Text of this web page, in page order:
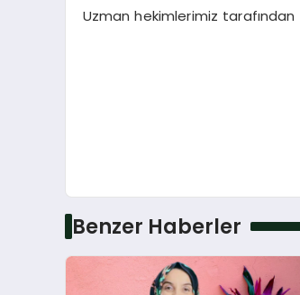
Uzman hekimlerimiz tarafından
Benzer Haberler